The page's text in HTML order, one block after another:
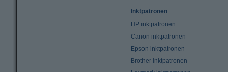
Inktpatronen
HP inktpatronen
Canon inktpatronen
Epson inktpatronen
Brother inktpatronen